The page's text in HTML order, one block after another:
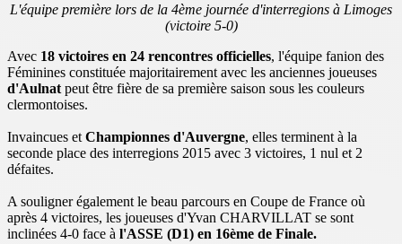
L'équipe première lors de la 4ème journée d'interregions à Limoges
(victoire 5-0)
Avec 18 victoires en 24 rencontres officielles, l'équipe fanion des
Féminines constituée majoritairement avec les anciennes joueuses
d'Aulnat peut être fière de sa première saison sous les couleurs
clermontoises.
Invaincues et Championnes d'Auvergne, elles terminent à la
seconde place des interregions 2015 avec 3 victoires, 1 nul et 2
défaites.
A souligner également le beau parcours en Coupe de France où
après 4 victoires, les joueuses d'Yvan CHARVILLAT se sont
inclinées 4-0 face à l'ASSE (D1) en 16ème de Finale.